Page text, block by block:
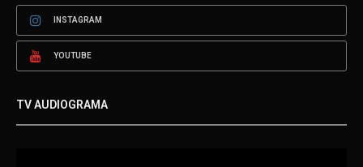
INSTAGRAM
YOUTUBE
TV AUDIOGRAMA